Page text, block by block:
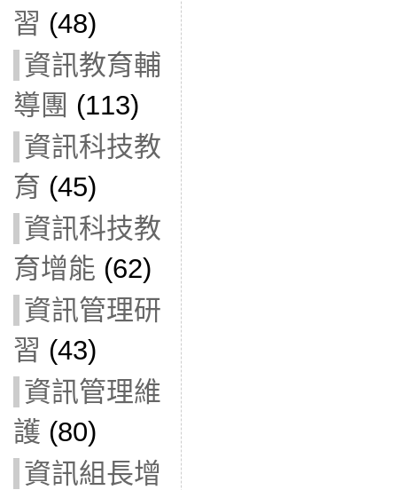
習 (48)
資訊教育輔
導團 (113)
資訊科技教
育 (45)
資訊科技教
育增能 (62)
資訊管理研
習 (43)
資訊管理維
護 (80)
資訊組長增